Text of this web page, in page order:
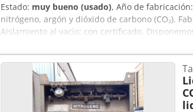
Estado: muy bueno (usado), Año de fabricación:
nitrógeno, argón y dióxido de carbono (CO₂).
Aislamiento al vacío: con certificado.
diferentes gases técnicos. Por favor,
asesorarle. Chjdpfsyuu Scsx Adzja